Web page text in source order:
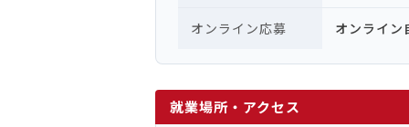
オンライン応募 オンライン
就業場所・アクセス